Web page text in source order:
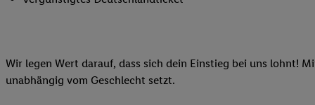
Wir legen Wert darauf, dass sich dein Einstieg bei uns lohnt!
unabhängig vom Geschlecht setzt.
Technologie in den